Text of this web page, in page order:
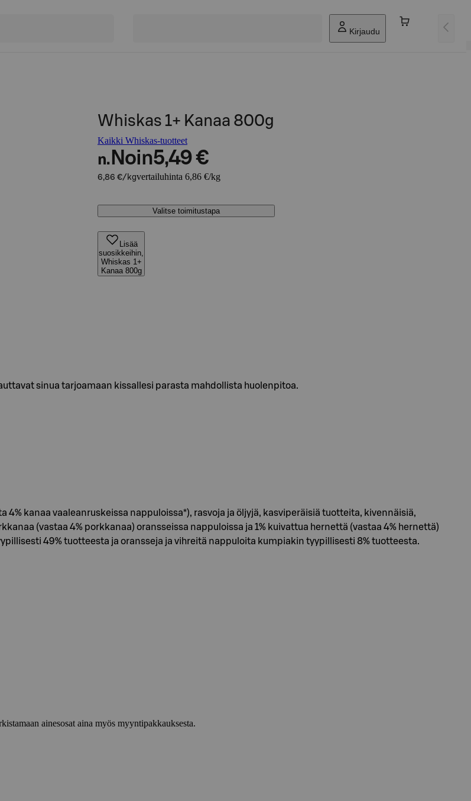
Kirjaudu
Whiskas 1+ Kanaa 800g
Kaikki Whiskas-tuotteet
n. Noin5,49 €
6,86 €/kgvertailuhinta 6,86 €/kg
Valitse toimitustapa
Lisää
suosikkeihin,
Whiskas 1+
Kanaa 800g
sinua tarjoamaan kissallesi parasta mahdollista huolenpitoa.
4% kanaa vaaleanruskeissa nappuloissa*), rasvoja ja öljyjä, kasviperäisiä tuotteita, kivennäisiä,
(vastaa 4% porkkanaa) oransseissa nappuloissa ja 1% kuivattua hernettä (vastaa 4% hernettä)
49% tuotteesta ja oransseja ja vihreitä nappuloita kumpiakin tyypillisesti 8% tuotteesta.
ainesosat aina myös myyntipakkauksesta.